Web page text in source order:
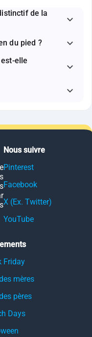
de la
du pied ?
elle
Nous suivre
Pinterest
Facebook
X (Ex. Twitter)
YouTube
Friday
mères
pères
Days